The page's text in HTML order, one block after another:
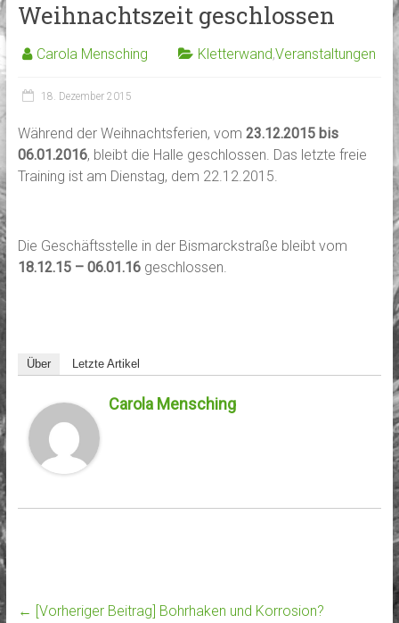
Weihnachtszeit geschlossen
Carola Mensching Kletterwand,Veranstaltungen
18. Dezember 2015
Während der Weihnachtsferien, vom 23.12.2015 bis
06.01.2016, bleibt die Halle geschlossen. Das letzte freie
Training ist am Dienstag, dem 22.12.2015.
Die Geschäftsstelle in der Bismarckstraße bleibt vom
18.12.15 – 06.01.16geschlossen.
Über Letzte Artikel
Carola Mensching
← [Vorheriger Beitrag] Bohrhaken und Korrosion?